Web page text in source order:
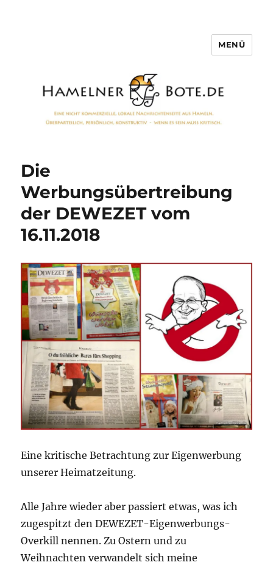
MENÜ
Die
Werbungsübertreibung
der DEWEZET vom
16.11.2018
Eine kritische Betrachtung zur Eigenwerbung
unserer Heimatzeitung.
Alle Jahre wieder aber passiert etwas, was ich
zugespitzt den DEWEZET-Eigenwerbungs-
Overkill nennen. Zu Ostern und zu
Weihnachten verwandelt sich meine